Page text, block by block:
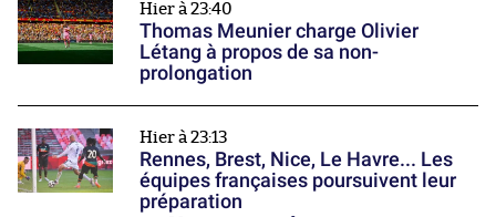
Hier à 23:40
Thomas Meunier charge Olivier
Létang à propos de sa non-
prolongation
Hier à 23:13
Rennes, Brest, Nice, Le Havre... Les
équipes françaises poursuivent leur
préparation